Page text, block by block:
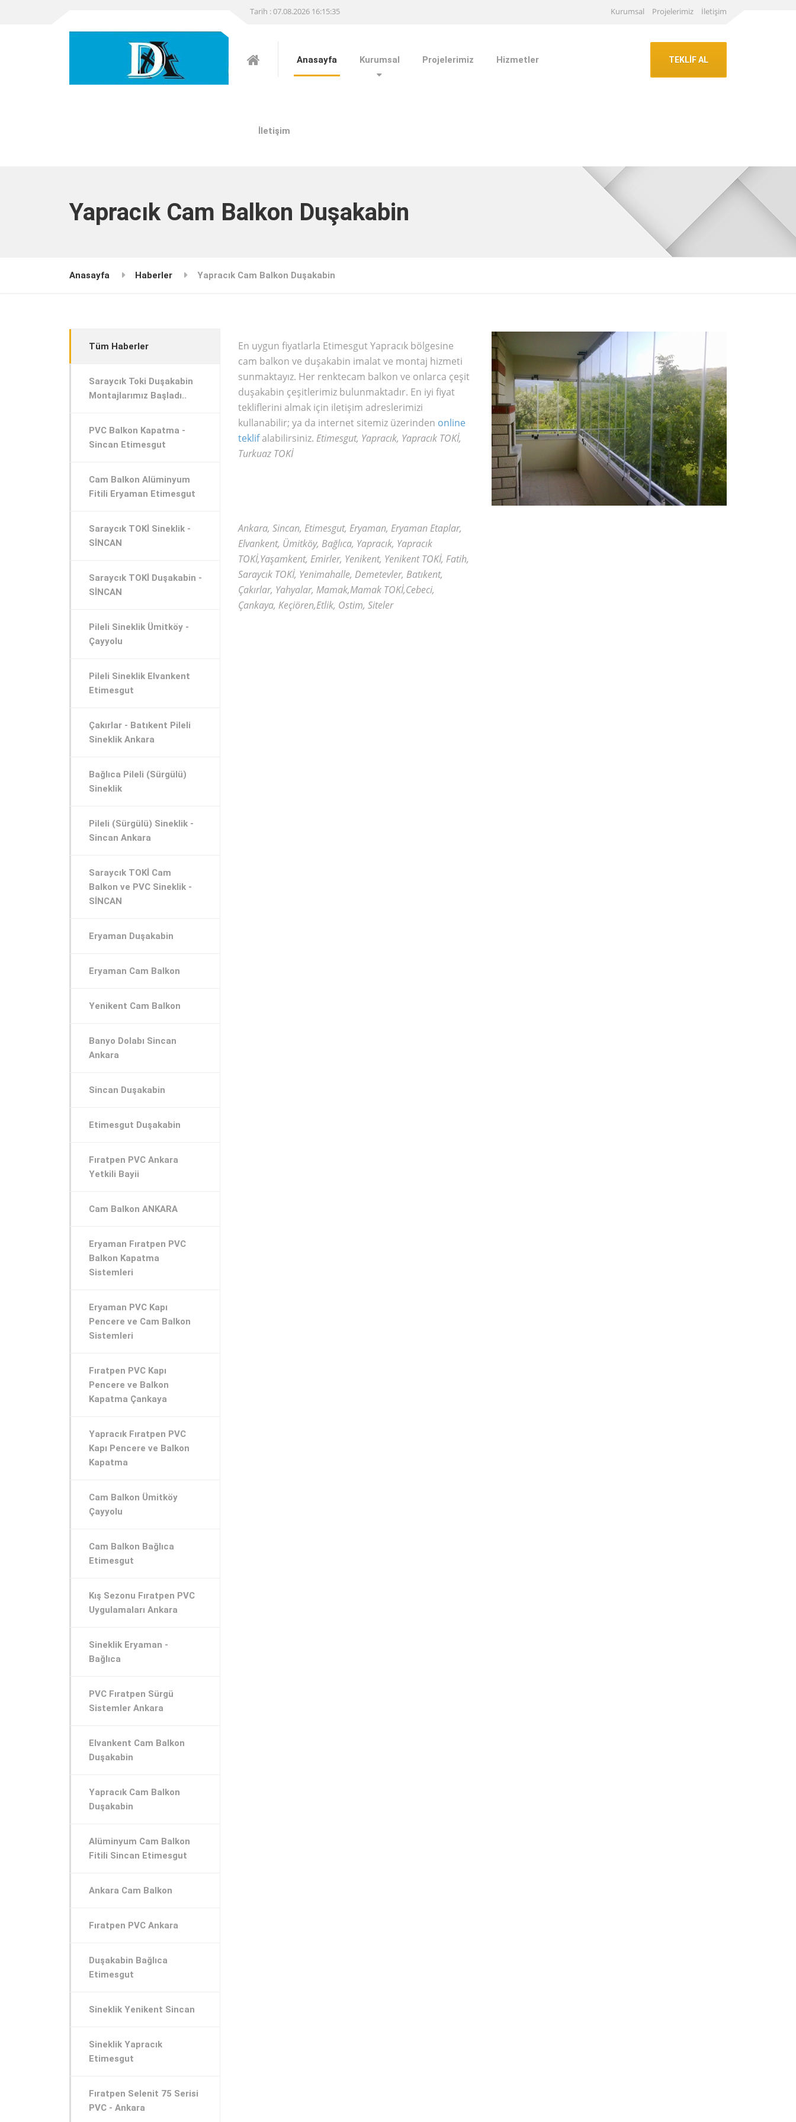
Tarih : 07.08.2026 16:15:35 Kurumsal Projelerimiz İletişim
Anasayfa Kurumsal Projelerimiz Hizmetler
İletişim
TEKLİF AL
Yapracık Cam Balkon Duşakabin
Anasayfa Haberler Yapracık Cam Balkon Duşakabin
En uygun fiyatlarla Etimesgut Yapracık bölgesine
cam balkon ve duşakabin imalat ve montaj hizmeti
sunmaktayız. Her renktecam balkon ve onlarca çeşit
duşakabin çeşitlerimiz bulunmaktadır. En iyi fiyat
tekliflerini almak için iletişim adreslerimizi
kullanabilir; ya da internet sitemiz üzerinden online
teklifalabilirsiniz. Etimesgut, Yapracık, Yapracık TOKİ,
Turkuaz TOKİ
Ankara, Sincan, Etimesgut, Eryaman, Eryaman Etaplar,
Elvankent, Ümitköy, Bağlıca, Yapracık, Yapracık
TOKİ,Yaşamkent, Emirler, Yenikent, Yenikent TOKİ, Fatih,
Saraycık TOKİ, Yenimahalle, Demetevler, Batıkent,
Çakırlar, Yahyalar, Mamak,Mamak TOKİ,Cebeci,
Çankaya, Keçiören,Etlik, Ostim, Siteler
Tüm Haberler
Saraycık Toki Duşakabin
Montajlarımız Başladı..
PVC Balkon Kapatma -
Sincan Etimesgut
Cam Balkon Alüminyum
Fitili Eryaman Etimesgut
Saraycık TOKİ Sineklik -
SİNCAN
Saraycık TOKİ Duşakabin -
SİNCAN
Pileli Sineklik Ümitköy -
Çayyolu
Pileli Sineklik Elvankent
Etimesgut
Çakırlar - Batıkent Pileli
Sineklik Ankara
Bağlıca Pileli (Sürgülü)
Sineklik
Pileli (Sürgülü) Sineklik -
Sincan Ankara
Saraycık TOKİ Cam
Balkon ve PVC Sineklik -
SİNCAN
Eryaman Duşakabin
Eryaman Cam Balkon
Yenikent Cam Balkon
Banyo Dolabı Sincan
Ankara
Sincan Duşakabin
Etimesgut Duşakabin
Fıratpen PVC Ankara
Yetkili Bayii
Cam Balkon ANKARA
Eryaman Fıratpen PVC
Balkon Kapatma
Sistemleri
Eryaman PVC Kapı
Pencere ve Cam Balkon
Sistemleri
Fıratpen PVC Kapı
Pencere ve Balkon
Kapatma Çankaya
Yapracık Fıratpen PVC
Kapı Pencere ve Balkon
Kapatma
Cam Balkon Ümitköy
Çayyolu
Cam Balkon Bağlıca
Etimesgut
Kış Sezonu Fıratpen PVC
Uygulamaları Ankara
Sineklik Eryaman -
Bağlıca
PVC Fıratpen Sürgü
Sistemler Ankara
Elvankent Cam Balkon
Duşakabin
Yapracık Cam Balkon
Duşakabin
Alüminyum Cam Balkon
Fitili Sincan Etimesgut
Ankara Cam Balkon
Fıratpen PVC Ankara
Duşakabin Bağlıca
Etimesgut
Sineklik Yenikent Sincan
Sineklik Yapracık
Etimesgut
Fıratpen Selenit 75 Serisi
PVC - Ankara